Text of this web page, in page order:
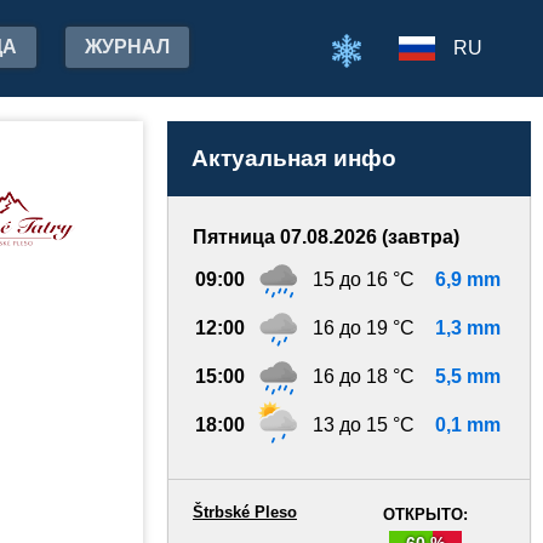
ЖУРНАЛ RU
Актуальная инфо
Пятница 07.08.2026 (завтра)
09:00 15 до 16 °C 6,9 mm
12:00 16 до 19 °C 1,3 mm
15:00 16 до 18 °C 5,5 mm
18:00 13 до 15 °C 0,1 mm
ОТКРЫТО:
Štrbské Pleso